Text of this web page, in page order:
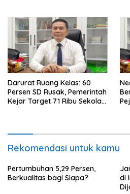
Darurat Ruang Kelas: 60
Persen SD Rusak, Pemerintah
Kejar Target 71 Ribu Sekolah
Rekomendasi untuk kamu
Pertumbuhan 5,29 Persen,
Berkualitas bagi Siapa?
di